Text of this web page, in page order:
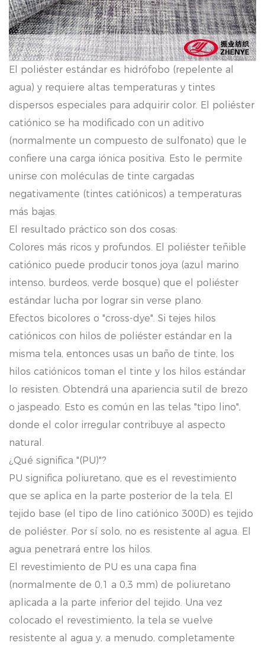
El poliéster estándar es hidrófobo (repelente al
agua) y requiere altas temperaturas y tintes
dispersos especiales para adquirir color. El poliéster
catiónico se ha modificado con un aditivo
(normalmente un compuesto de sulfonato) que le
confiere una carga iónica positiva. Esto le permite
unirse con moléculas de tinte cargadas
negativamente (tintes catiónicos) a temperaturas
más bajas.
El resultado práctico son dos cosas:
Colores más ricos y profundos. El poliéster teñible
catiónico puede producir tonos joya (azul marino
intenso, burdeos, verde bosque) que el poliéster
estándar lucha por lograr sin verse plano.
Efectos bicolores o "cross-dye". Si tejes hilos
catiónicos con hilos de poliéster estándar en la
misma tela, entonces usas un baño de tinte, los
hilos catiónicos toman el tinte y los hilos estándar
lo resisten. Obtendrá una apariencia sutil de brezo
o jaspeado. Esto es común en las telas "tipo lino",
donde el color irregular contribuye al aspecto
natural.
¿Qué significa "(PU)"?
PU significa poliuretano, que es el revestimiento
que se aplica en la parte posterior de la tela. El
tejido base (el tipo de lino catiónico 300D) es tejido
de poliéster. Por sí solo, no es resistente al agua. El
agua penetrará entre los hilos.
El revestimiento de PU es una capa fina
(normalmente de 0,1 a 0,3 mm) de poliuretano
aplicada a la parte inferior del tejido. Una vez
colocado el revestimiento, la tela se vuelve
resistente al agua y, a menudo, completamente